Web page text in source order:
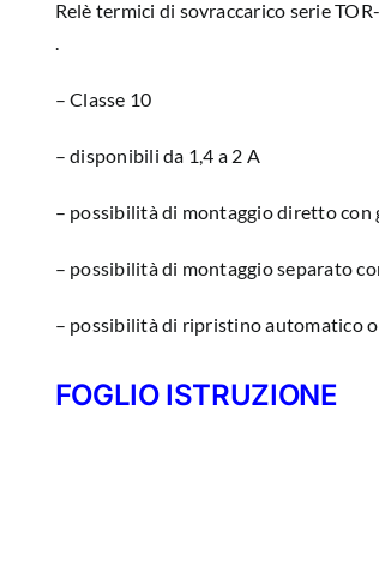
Relè termici di sovraccarico serie
.
– Classe 10
– disponibili da 1,4 a 2 A
– possibilità di montaggio diretto
– possibilità di montaggio separato
– possibilità di ripristino automatico
FOGLIO ISTRUZIONE